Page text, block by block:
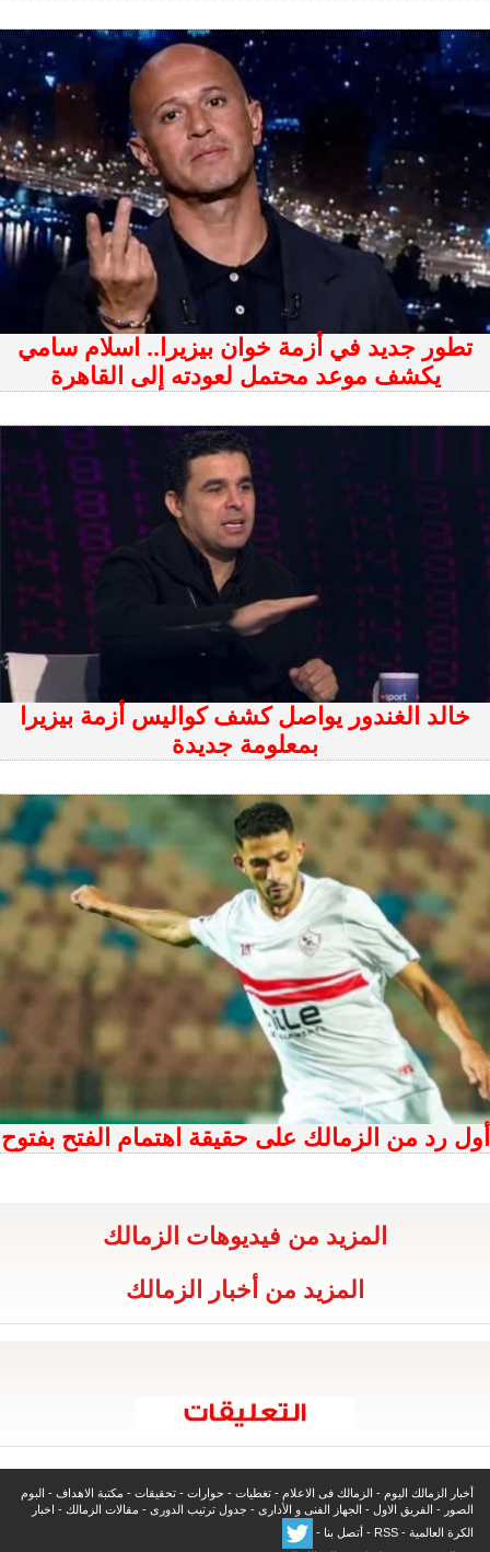
تطور جديد في أزمة خوان بيزيرا.. اسلام سامي
يكشف موعد محتمل لعودته إلى القاهرة
خالد الغندور يواصل كشف كواليس أزمة بيزيرا
بمعلومة جديدة
أول رد من الزمالك على حقيقة اهتمام الفتح بفتوح
المزيد من فيديوهات الزمالك
المزيد من أخبار الزمالك
أخبار الزمالك اليوم - الزمالك فى الاعلام - تغطيات - حوارات - تحقيقات - مكتبة الاهداف - البوم
الصور - الفريق الاول - الجهاز الفنى و الأدارى - جدول ترتيب الدورى - مقالات الزمالك - اخبار
الكرة العالمية -
RSS
- أتصل بنا -